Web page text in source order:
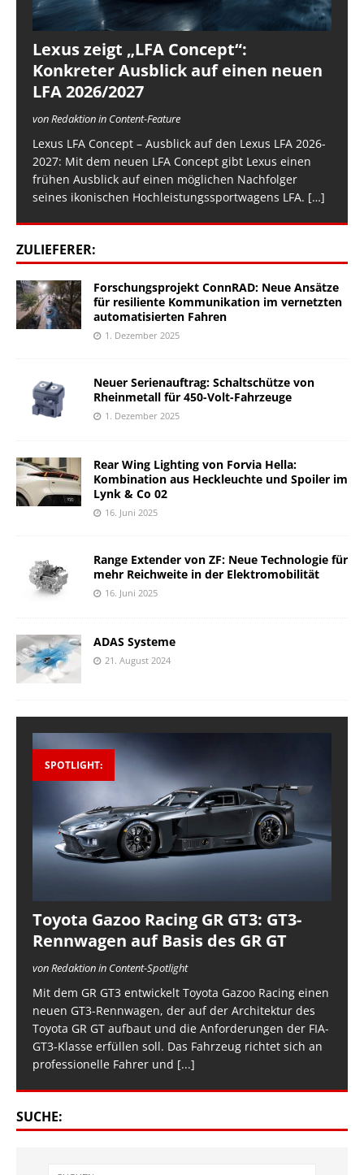
Lexus zeigt „LFA Concept“:
Konkreter Ausblick auf einen neuen
LFA 2026/2027
von Redaktion in Content-Feature
Lexus LFA Concept – Ausblick auf den Lexus LFA 2026-
2027: Mit dem neuen LFA Concept gibt Lexus einen
frühen Ausblick auf einen möglichen Nachfolger
seines ikonischen Hochleistungssportwagens LFA. […]
ZULIEFERER:
Forschungsprojekt ConnRAD: Neue Ansätze
für resiliente Kommunikation im vernetzten
automatisierten Fahren
1. Dezember 2025
Neuer Serienauftrag: Schaltschütze von
Rheinmetall für 450-Volt-Fahrzeuge
1. Dezember 2025
Rear Wing Lighting von Forvia Hella:
Kombination aus Heckleuchte und Spoiler im
Lynk & Co 02
16. Juni 2025
Range Extender von ZF: Neue Technologie für
mehr Reichweite in der Elektromobilität
16. Juni 2025
ADAS Systeme
21. August 2024
SPOTLIGHT:
Toyota Gazoo Racing GR GT3: GT3-
Rennwagen auf Basis des GR GT
von Redaktion in Content-Spotlight
Mit dem GR GT3 entwickelt Toyota Gazoo Racing einen
neuen GT3-Rennwagen, der auf der Architektur des
Toyota GR GT aufbaut und die Anforderungen der FIA-
GT3-Klasse erfüllen soll. Das Fahrzeug richtet sich an
professionelle Fahrer und [...]
SUCHE: